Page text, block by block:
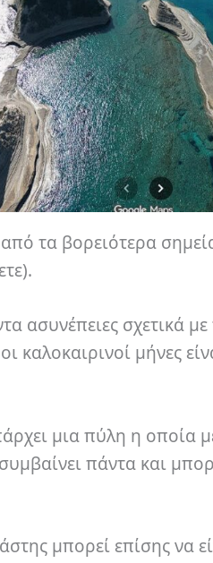
τα βορειότερα
ασυνέπειες σχετικά
καλοκαιρινοί μήνες
μια πύλη η οποία
πάντα και
μπορεί επίσης να